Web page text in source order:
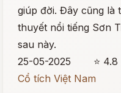
giúp đời. Đây cũng là
thuyết nổi tiếng Sơn
sau này.
25-05-2025
⭐ 4.8
Cổ tích Việt Nam